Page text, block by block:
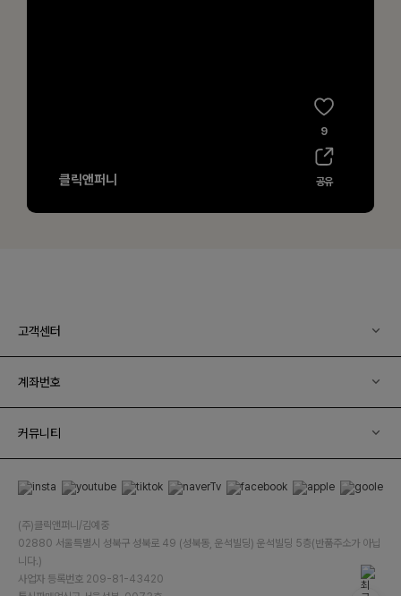
고객센터
계좌번호
커뮤니티
(주)클릭앤퍼니/김예중
02880 서울특별시 성북구 성북로 49 (성북동, 운석빌딩) 운석빌딩 5층(반품주소가 아닙
니다.)
사업자 등록번호 209-81-43420